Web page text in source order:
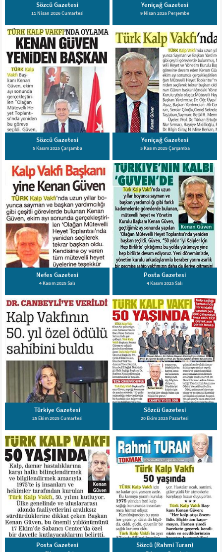
Sözcü Gazetesi
11 Nisan 2026 Cumartesi
Yeniçağ Gazetesi
9 Nisan 2026 Perşembe
Sözcü Gazetesi
5 Kasım 2025 Çarşamba
Yeniçağ Gazetesi
5 Kasım 2025 Çarşamba
Nefes Gazetesi
4 Kasım 2025 Salı
Posta Gazetesi
4 Kasım 2025 Salı
Türkiye Gazetesi
25 Ekim 2025 Cumartesi
Sözcü Gazetesi
20 Ekim 2025 Pazartesi
Posta Gazetesi Sözcü (Rahmi Turan)